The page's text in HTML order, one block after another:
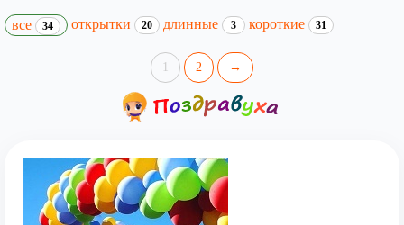
все 34 открытки 20 длинные 3 короткие 31
1 2 →